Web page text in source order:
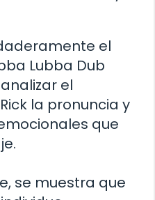
el
Lubba Dub
el
la pronuncia y
que
se muestra que